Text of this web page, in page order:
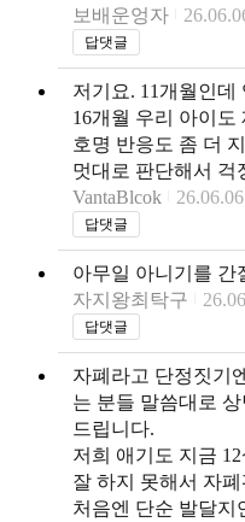
보배운엉자
답댓글
저기요. 11개월인데
16개월 우리 아이도
호명 반응도 좀 더
멋대로 판단해서 걱
VantaBlcok
답댓글
아무일 아니기를 간
자지왕최탁구
답댓글
자폐라고 단정짓기
는 분들 말씀대로
드립니다.
저희 애기도 지금
잘 하지 못해서 자
처음엔 단순 발달지